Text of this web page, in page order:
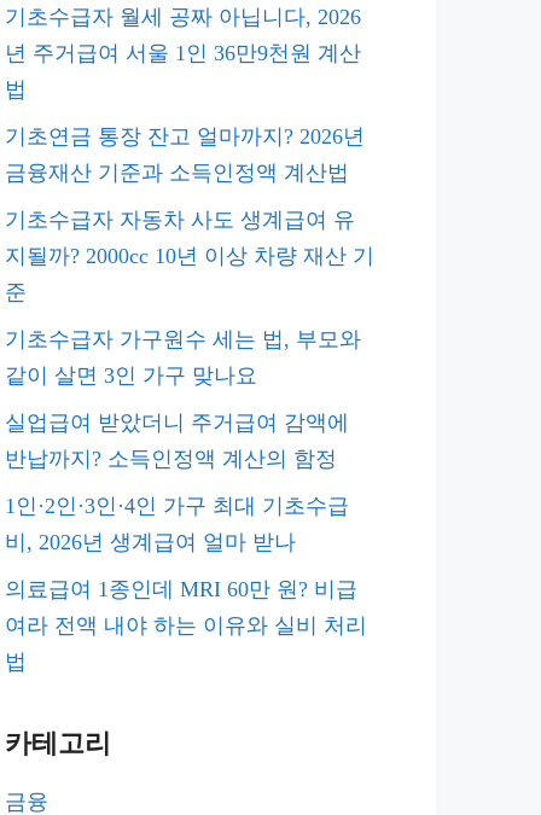
기초수급자 월세 공짜 아닙니다, 2026
년 주거급여 서울 1인 36만9천원 계산
법
기초연금 통장 잔고 얼마까지? 2026년
금융재산 기준과 소득인정액 계산법
기초수급자 자동차 사도 생계급여 유
지될까? 2000cc 10년 이상 차량 재산 기
준
기초수급자 가구원수 세는 법, 부모와
같이 살면 3인 가구 맞나요
실업급여 받았더니 주거급여 감액에
반납까지? 소득인정액 계산의 함정
1인·2인·3인·4인 가구 최대 기초수급
비, 2026년 생계급여 얼마 받나
의료급여 1종인데 MRI 60만 원? 비급
여라 전액 내야 하는 이유와 실비 처리
법
카테고리
금융